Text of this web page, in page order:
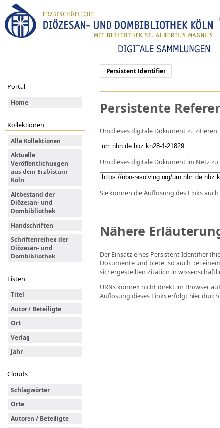
Persistent Identifier
Portal
Home
Kollektionen
Alle Kollektionen
Aktuelle
Veröffentlichungen
aus dem Erzbistum
Köln
Altbestand der
Diözesan- und
Dombibliothek
Handschriften
Schriftenreihen der
Diözesan- und
Dombibliothek
Listen
Titel
Autor / Beteiligte
Ort
Verlag
Jahr
Clouds
Schlagwörter
Orte
Autoren / Beteiligte
Persistente
Um dieses digitale Dokument zu
Um dieses digitale Dokument im Netz
Sie können die Auflösung des Links
Nähere
Der Einsatz eines Persistent Identifier
Dokumente und bietet so auch bei
sichergestellten Zitation in
URNs können nicht direkt im Browser
Auflösung dieses Links erfolgt hier